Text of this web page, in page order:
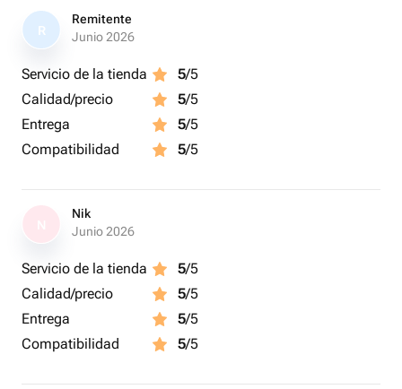
R
Remitente
Junio 2026
Servicio de la tienda 5/5
Calidad/precio
5/5
Entrega
5/5
Compatibilidad
5/5
Nik
Junio 2026
Servicio de la tienda 5/5
Calidad/precio
5/5
Entrega
5/5
Compatibilidad
5/5